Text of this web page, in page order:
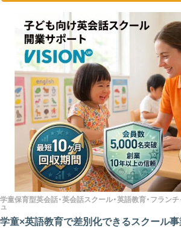
学童保育型英会話・英会話スクール・英語教育・フラン
ュ
学童×英語教育で差別化できるスクール事